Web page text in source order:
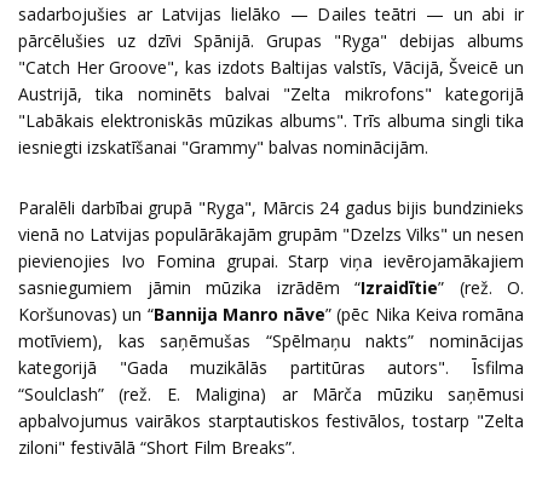
sadarbojušies ar Latvijas lielāko — Dailes teātri — un abi ir
pārcēlušies uz dzīvi Spānijā. Grupas "Ryga" debijas albums
"Catch Her Groove", kas izdots Baltijas valstīs, Vācijā, Šveicē un
Austrijā, tika nominēts balvai "Zelta mikrofons" kategorijā
"Labākais elektroniskās mūzikas albums". Trīs albuma singli tika
iesniegti izskatīšanai "Grammy" balvas nominācijām.
Paralēli darbībai grupā "Ryga", Mārcis 24 gadus bijis bundzinieks
vienā no Latvijas populārākajām grupām "Dzelzs Vilks" un nesen
pievienojies Ivo Fomina grupai. Starp viņa ievērojamākajiem
sasniegumiem jāmin mūzika izrādēm “Izraidītie” (rež. O.
Koršunovas) un “Bannija Manro nāve” (pēc Nika Keiva romāna
motīviem), kas saņēmušas “Spēlmaņu nakts” nominācijas
kategorijā "Gada muzikālās partitūras autors". Īsfilma
“Soulclash” (rež. E. Maligina) ar Mārča mūziku saņēmusi
apbalvojumus vairākos starptautiskos festivālos, tostarp "Zelta
ziloni" festivālā “Short Film Breaks”.